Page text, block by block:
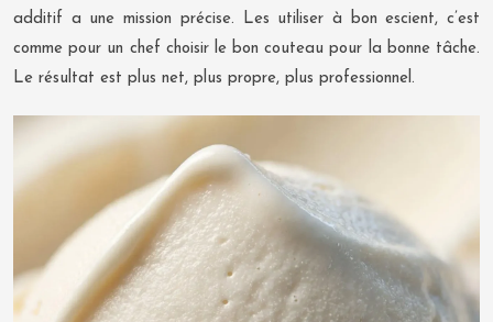
additif a une mission précise. Les utiliser à bon escient, c’est
comme pour un chef choisir le bon couteau pour la bonne tâche.
Le résultat est plus net, plus propre, plus professionnel.